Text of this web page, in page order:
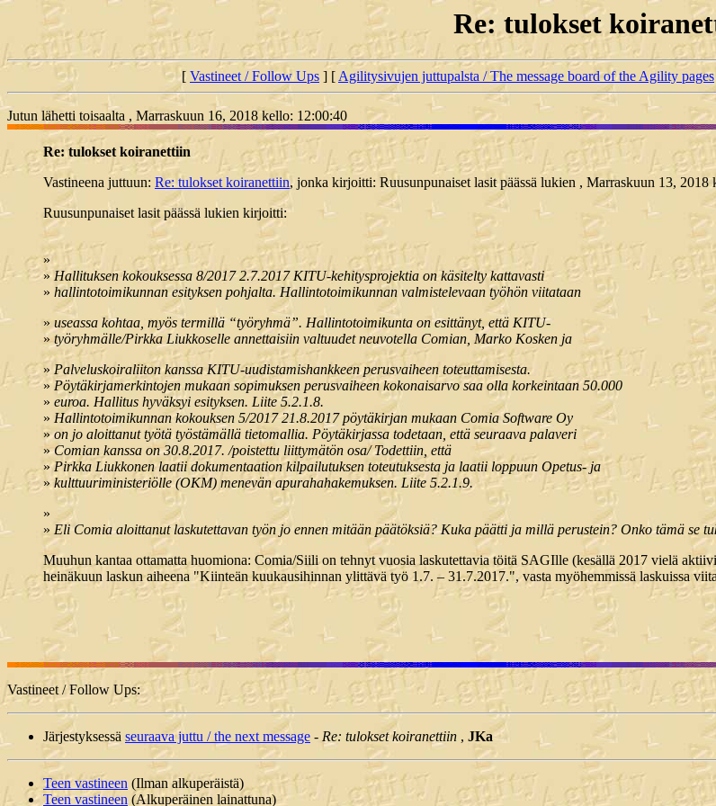
Re: tulokset
[ Vastineet / Follow Ups ] [Agilitysivujen juttupalsta / The message board of the Agility pages
Jutun lähetti toisaalta , Marraskuun 16, 2018 kello: 12:00:40
Re: tulokset koiranettiin
Vastineena juttuun: Re: tulokset koiranettiin, jonka kirjoitti: Ruusunpunaiset lasit päässä lukien , Marraskuun 13, 2018
Ruusunpunaiset lasit päässä lukien kirjoitti:
»
»Hallituksen kokouksessa 8/2017 2.7.2017 KITU-kehitysprojektia on käsitelty kattavasti
» hallintotoimikunnan esityksen pohjalta. Hallintotoimikunnan valmistelevaan työhön viitataan
» useassa kohtaa, myös termillä “työryhmä”. Hallintotoimikunta on esittänyt, että KITU-
»työryhmälle/Pirkka Liukkoselle annettaisiin valtuudet neuvotella Comian, Marko Kosken ja
» Palveluskoiraliiton kanssa KITU-uudistamishankkeen perusvaiheen toteuttamisesta.
»Pöytäkirjamerkintojen mukaan sopimuksen perusvaiheen kokonaisarvo saa olla korkeintaan 50.000
» euroa. Hallitus hyväksyi esityksen. Liite 5.2.1.8.
» Hallintotoimikunnan kokouksen 5/2017 21.8.2017 pöytäkirjan mukaan Comia Software Oy
»on jo aloittanut työtä työstämällä tietomallia. Pöytäkirjassa todetaan, että seuraava palaveri
»Comian kanssa on 30.8.2017. /poistettu liittymätön osa/ Todettiin, että
»Pirkka Liukkonen laatii dokumentaation kilpailutuksen toteutuksesta ja laatii loppuun Opetus- ja
» kulttuuriministeriölle (OKM) menevän apurahahakemuksen. Liite 5.2.1.9.
»
» Eli Comia aloittanut laskutettavan työn jo ennen mitään päätöksiä? Kuka päätti ja millä perustein? Onko tämä se
Muuhun kantaa ottamatta huomiona: Comia/Siili on tehnyt vuosia laskutettavia töitä SAGIlle (kesällä 2017 vielä
heinäkuun laskun aiheena "Kiinteän kuukausihinnan ylittävä työ 1.7. – 31.7.2017.", vasta myöhemmissä laskuissa
Vastineet / Follow Ups:
Järjestyksessä seuraava juttu / the next message - Re: tulokset koiranettiin , JKa
Teen vastineen (Ilman alkuperäistä)
Teen vastineen (Alkuperäinen lainattuna)